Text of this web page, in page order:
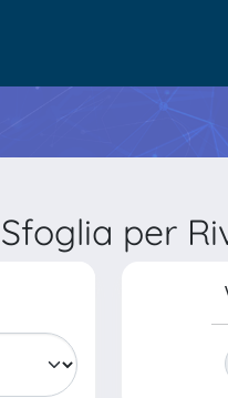
Sfoglia per